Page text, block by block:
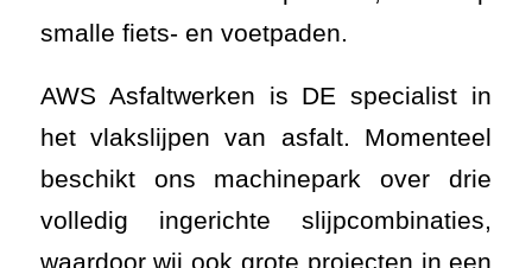
smalle fiets- en voetpaden.
AWS Asfaltwerken is DE specialist in
het vlakslijpen van asfalt. Momenteel
beschikt ons machinepark over drie
volledig ingerichte slijpcombinaties,
waardoor wij ook grote projecten in een